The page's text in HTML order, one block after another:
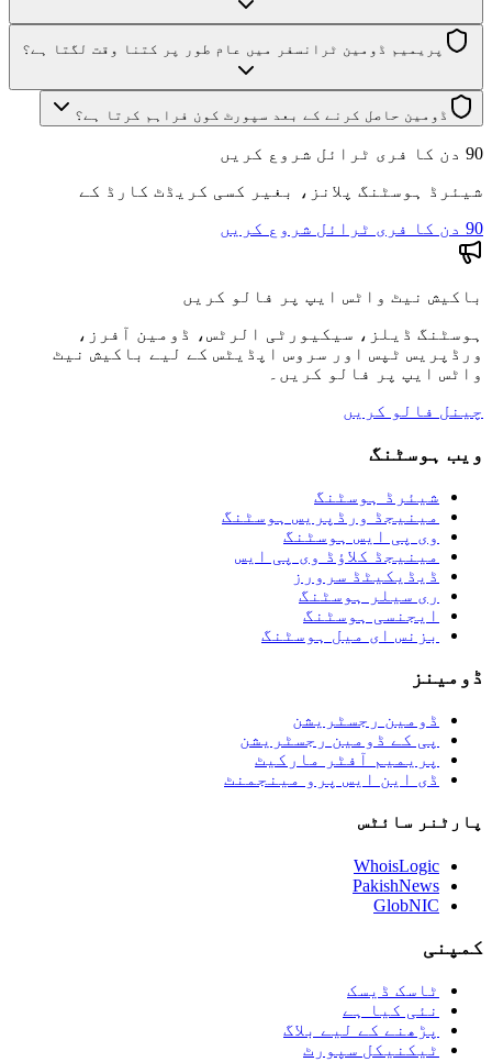
پریمیم ڈومین ٹرانسفر میں عام طور پر کتنا وقت لگتا ہے؟
ڈومین حاصل کرنے کے بعد سپورٹ کون فراہم کرتا ہے؟
90 دن کا فری ٹرائل شروع کریں
شیئرڈ ہوسٹنگ پلانز، بغیر کسی کریڈٹ کارڈ کے
90 دن کا فری ٹرائل شروع کریں
باکیش نیٹ واٹس ایپ پر فالو کریں
ہوسٹنگ ڈیلز، سیکیورٹی الرٹس، ڈومین آفرز،
ورڈپریس ٹپس اور سروس اپڈیٹس کے لیے باکیش نیٹ
واٹس ایپ پر فالو کریں۔
چینل فالو کریں
ویب ہوسٹنگ
شیئرڈ ہوسٹنگ
مینیجڈ ورڈپریس ہوسٹنگ
وی پی ایس ہوسٹنگ
مینیجڈ کلاؤڈ وی پی ایس
ڈیڈیکیٹڈ سرورز
ری سیلر ہوسٹنگ
ایجنسی ہوسٹنگ
بزنس ای میل ہوسٹنگ
ڈومینز
ڈومین رجسٹریشن
پی کے ڈومین رجسٹریشن
پریمیم آفٹر مارکیٹ
ڈی این ایس پرو مینجمنٹ
پارٹنر سائٹس
WhoisLogic
PakishNews
GlobNIC
کمپنی
ٹاسک ڈیسک
نئی کیا ہے
پڑھنے کے لیے بلاگ
ٹیکنیکل سپورٹ